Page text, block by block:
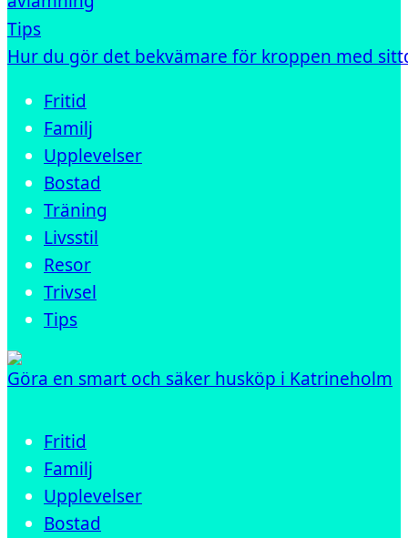
Tips
Hur du gör det bekvämare för kroppen med
Fritid
Familj
Upplevelser
Bostad
Träning
Livsstil
Resor
Trivsel
Tips
Göra en smart och säker husköp i Katrineholm
Fritid
Familj
Upplevelser
Bostad